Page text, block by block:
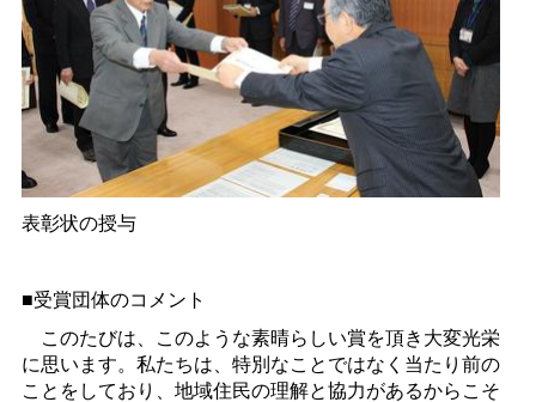
表彰状の授与
■受賞団体のコメント
このたびは、このような素晴らしい賞を頂き大変光栄
に思います。私たちは、特別なことではなく当たり前の
ことをしており、地域住民の理解と協力があるからこそ